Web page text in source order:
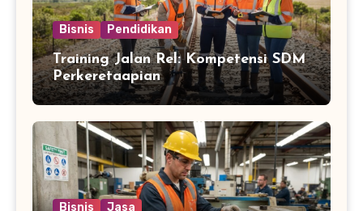
Bisnis Pendidikan
Training Jalan Rel: Kompetensi SDM
Perkeretaapian
Bisnis Jasa